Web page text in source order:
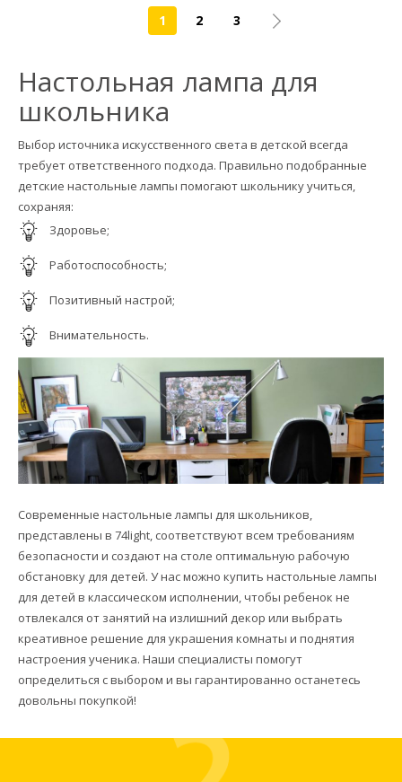
1 2 3
Настольная лампа для
школьника
Выбор источника искусственного света в детской всегда
требует ответственного подхода. Правильно подобранные
детские настольные лампы помогают школьнику учиться,
сохраняя:
Здоровье;
Работоспособность;
Позитивный настрой;
Внимательность.
Современные настольные лампы для школьников,
представлены в 74light, соответствуют всем требованиям
безопасности и создают на столе оптимальную рабочую
обстановку для детей. У нас можно купить настольные лампы
для детей в классическом исполнении, чтобы ребенок не
отвлекался от занятий на излишний декор или выбрать
креативное решение для украшения комнаты и поднятия
настроения ученика. Наши специалисты помогут
определиться с выбором и вы гарантированно останетесь
довольны покупкой!